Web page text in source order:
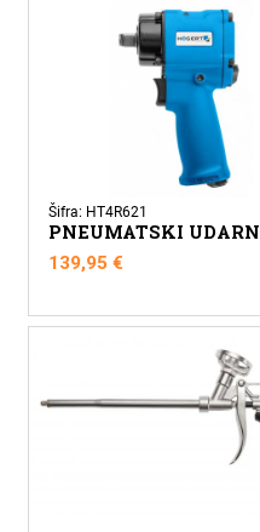
Šifra: HT4R621
PNEUMATSKI
139,95€